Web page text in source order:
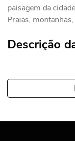
paisagem da
Praias,
Descrição